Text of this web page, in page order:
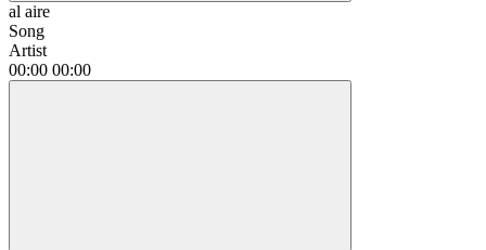
al aire
Song
Artist
00:00 00:00